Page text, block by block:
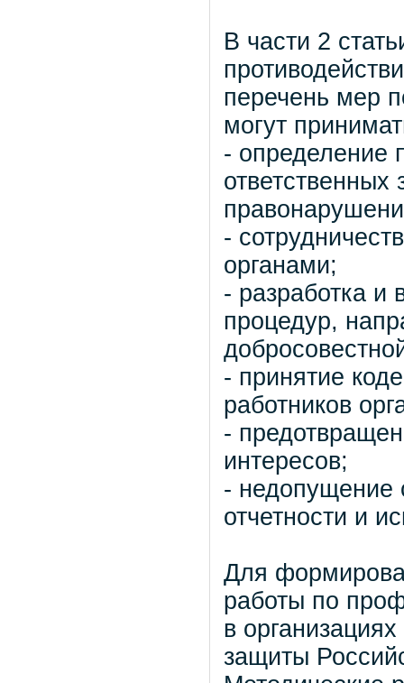
В части 2
перечень мер
могут
- определение
-
органами;
- разработка и
процедур,
- принятие
работников
-
интересов;
- недопущение
отчетности и
Для
работы по
в
защиты